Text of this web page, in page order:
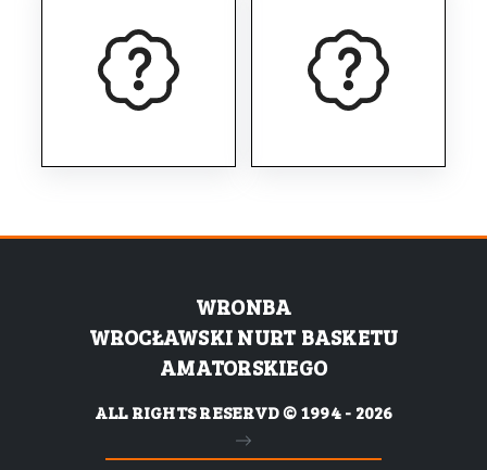
WRONBA
WROCŁAWSKI NURT BASKETU
AMATORSKIEGO
ALL RIGHTS RESERVD © 1994 - 2026